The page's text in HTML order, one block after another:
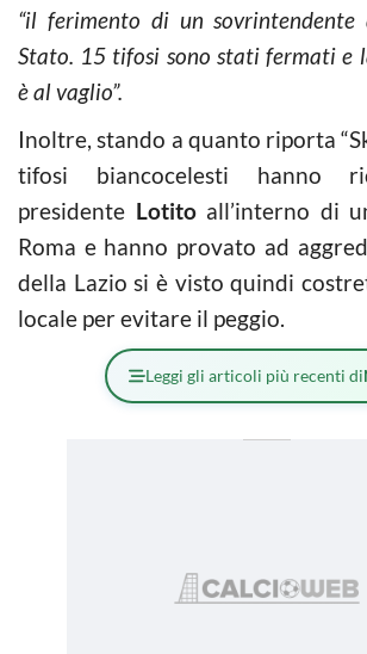
“il ferimento di un
Stato. 15 tifosi sono stati fermati e
è al vaglio”.
Inoltre, stando a quanto riporta
tifosi biancocelesti hanno
presidente Lotitoall’interno di
Roma e hanno provato ad
della Lazio si è visto quindi
locale per evitare il peggio.
Leggi gli articoli più recenti di